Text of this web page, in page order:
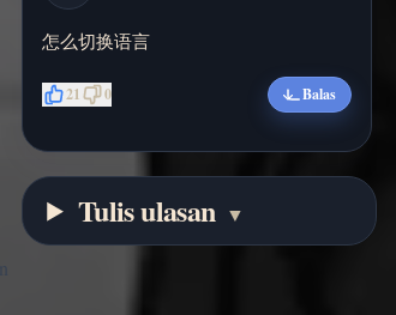
怎么切换语言
21 0 Balas
Tulis ulasan ▼